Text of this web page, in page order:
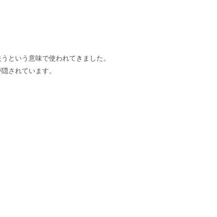
という意味で使われてきました。
されています。